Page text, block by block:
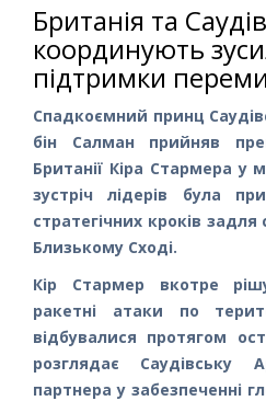
Британія та
координують
підтримки
Спадкоємний принц
бін Салман прийняв
Британії Кіра Стармера у
зустріч лідерів була
стратегічних кроків задля
Близькому Сході.
Кір Стармер вкотре
ракетні атаки по
відбувалися протягом
розглядає Саудівську
партнера у забезпеченні